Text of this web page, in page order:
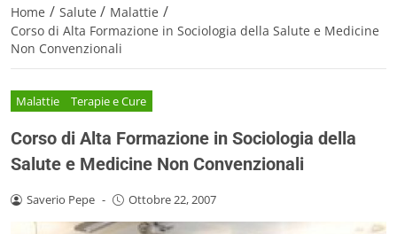
Home / Salute / Malattie /
Corso di Alta Formazione in Sociologia della Salute e Medicine
Non Convenzionali
Malattie Terapie e Cure
Corso di Alta Formazione in Sociologia della
Salute e Medicine Non Convenzionali
Saverio Pepe - Ottobre 22, 2007